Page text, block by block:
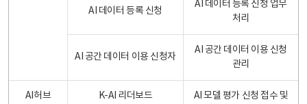
AI 데이터 등록 신청
AI 데이터 등록 신청 업무
처리
AI 공간 데이터 이용 신청자
AI 공간 데이터 이용 신청
관리
AI허브
K-AI 리더보드
AI 모델 평가 신청 접수 및